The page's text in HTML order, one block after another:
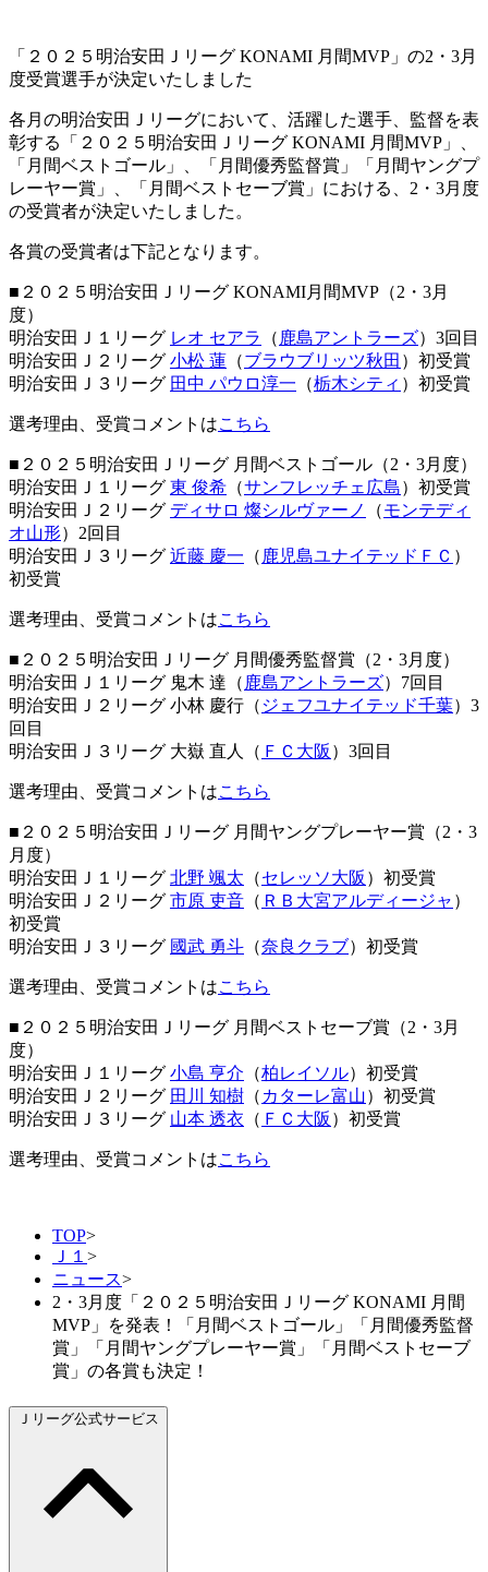
「２０２５明治安田Ｊリーグ KONAMI 月間MVP」の2・3月
度受賞選手が決定いたしました
各月の明治安田Ｊリーグにおいて、活躍した選手、監督を表
彰する「２０２５明治安田Ｊリーグ KONAMI 月間MVP」、
「月間ベストゴール」、「月間優秀監督賞」「月間ヤングプ
レーヤー賞」、「月間ベストセーブ賞」における、2・3月度
の受賞者が決定いたしました。
各賞の受賞者は下記となります。
■２０２５明治安田Ｊリーグ KONAMI月間MVP（2・3月
度）
明治安田Ｊ１リーグ レオ セアラ （ 鹿島アントラーズ）3回目
明治安田Ｊ２リーグ 小松 蓮 （ブラウブリッツ秋田 ）初受賞
明治安田Ｊ３リーグ 田中 パウロ淳一 （栃木シティ ）初受賞
選考理由、受賞コメントはこちら
■２０２５明治安田Ｊリーグ 月間ベストゴール（2・3月度）
明治安田Ｊ１リーグ 東 俊希 （サンフレッチェ広島）初受賞
明治安田Ｊ２リーグ ディサロ 燦シルヴァーノ （モンテディ
オ山形）2回目
明治安田Ｊ３リーグ 近藤 慶一 （ 鹿児島ユナイテッドＦＣ ）
初受賞
選考理由、受賞コメントはこちら
■２０２５明治安田Ｊリーグ 月間優秀監督賞（2・3月度）
明治安田Ｊ１リーグ 鬼木 達（ 鹿島アントラーズ）7回目
明治安田Ｊ２リーグ 小林 慶行（ ジェフユナイテッド千葉）3
回目
明治安田Ｊ３リーグ 大嶽 直人（ ＦＣ大阪 ）3回目
選考理由、受賞コメントはこちら
■２０２５明治安田Ｊリーグ 月間ヤングプレーヤー賞（2・3
月度）
明治安田Ｊ１リーグ 北野 颯太 （セレッソ大阪 ）初受賞
明治安田Ｊ２リーグ 市原 吏音 （ ＲＢ大宮アルディージャ ）
初受賞
明治安田Ｊ３リーグ 國武 勇斗 （奈良クラブ）初受賞
選考理由、受賞コメントはこちら
■２０２５明治安田Ｊリーグ 月間ベストセーブ賞（2・3月
度）
明治安田Ｊ１リーグ 小島 亨介 （柏レイソル）初受賞
明治安田Ｊ２リーグ 田川 知樹 （ カターレ富山）初受賞
明治安田Ｊ３リーグ 山本 透衣 （ ＦＣ大阪 ）初受賞
選考理由、受賞コメントはこちら
TOP>
Ｊ１ >
ニュース>
2・3月度「２０２５明治安田Ｊリーグ KONAMI 月間
MVP」を発表！「月間ベストゴール」「月間優秀監督
賞」「月間ヤングプレーヤー賞」「月間ベストセーブ
賞」の各賞も決定！
Ｊリーグ公式サービス